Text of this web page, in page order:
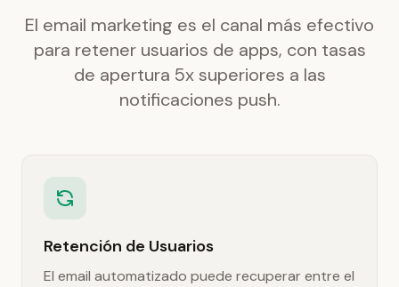
El email marketing es el canal más efectivo
para retener usuarios de apps, con tasas
de apertura 5x superiores a las
notificaciones push.
Retención de Usuarios
El email automatizado puede recuperar entre el